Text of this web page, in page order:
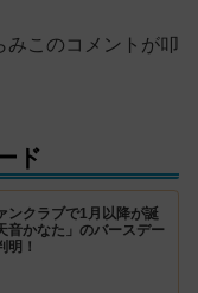
このコメントが叩
ド
ンクラブで1月以降が誕
音かなた」のバースデー
！